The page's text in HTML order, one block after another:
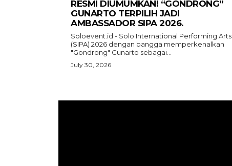
RESMI DIUMUMKAN! “GONDRONG”
GUNARTO TERPILIH JADI
AMBASSADOR SIPA 2026.
Soloevent.id - Solo International Performing Arts
(SIPA) 2026 dengan bangga memperkenalkan
"Gondrong" Gunarto sebagai...
July 30, 2026